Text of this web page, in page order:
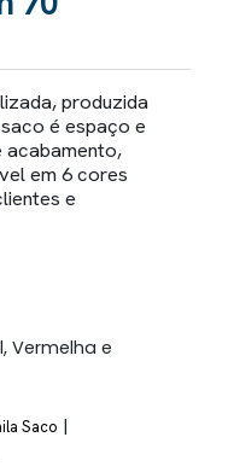
produzida
é espaço e
acabamento,
em 6 cores
e
Vermelha e
Saco |